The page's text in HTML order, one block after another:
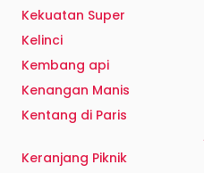
Kekuatan Super
Kelinci
Kembang api
Kenangan Manis
Kentang di Paris
Keranjang Piknik